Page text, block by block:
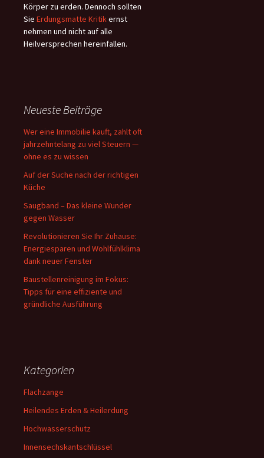
Körper zu erden. Dennoch sollten
Sie Erdungsmatte Kritikernst
nehmen und nicht auf alle
Heilversprechen hereinfallen.
Neueste Beiträge
Wer eine Immobilie kauft, zahlt oft
jahrzehntelang zu viel Steuern —
ohne es zu wissen
Auf der Suche nach der richtigen
Küche
Saugband – Das kleine Wunder
gegen Wasser
Revolutionieren Sie Ihr Zuhause:
Energiesparen und Wohlfühlklima
dank neuer Fenster
Baustellenreinigung im Fokus:
Tipps für eine effiziente und
gründliche Ausführung
Kategorien
Flachzange
Heilendes Erden & Heilerdung
Hochwasserschutz
Innensechskantschlüssel